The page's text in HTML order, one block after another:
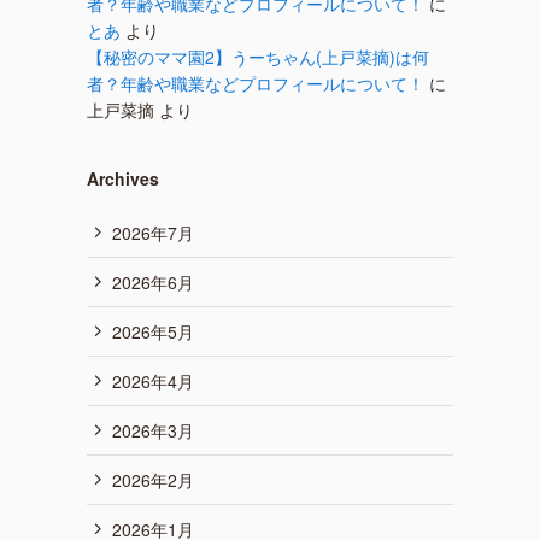
とあ より
【秘密のママ園2】うーちゃん(上戸菜摘)は何
者？年齢や職業などプロフィールについて！ に
上戸菜摘 より
Archives
2026年7月
2026年6月
2026年5月
2026年4月
2026年3月
2026年2月
2026年1月